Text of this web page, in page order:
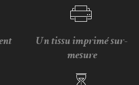
Un tissu imprimé sur-
mesure